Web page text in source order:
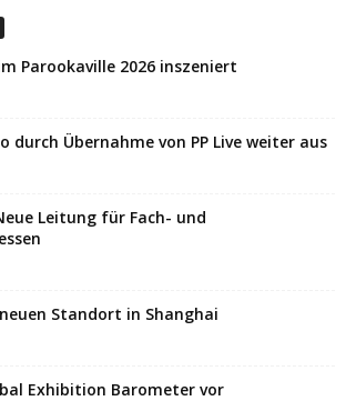
Parookaville 2026 inszeniert
Übernahme von PP Live weiter aus
Leitung für Fach- und
Standort in Shanghai
Exhibition Barometer vor